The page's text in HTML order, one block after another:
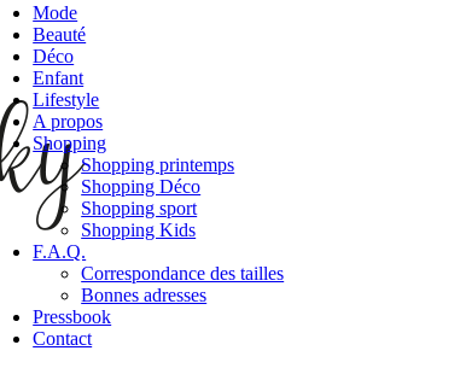
Mode
Beauté
Déco
Enfant
Lifestyle
A propos
Shopping
Shopping printemps
Shopping Déco
Shopping sport
Shopping Kids
F.A.Q.
Correspondance des tailles
Bonnes adresses
Pressbook
Contact